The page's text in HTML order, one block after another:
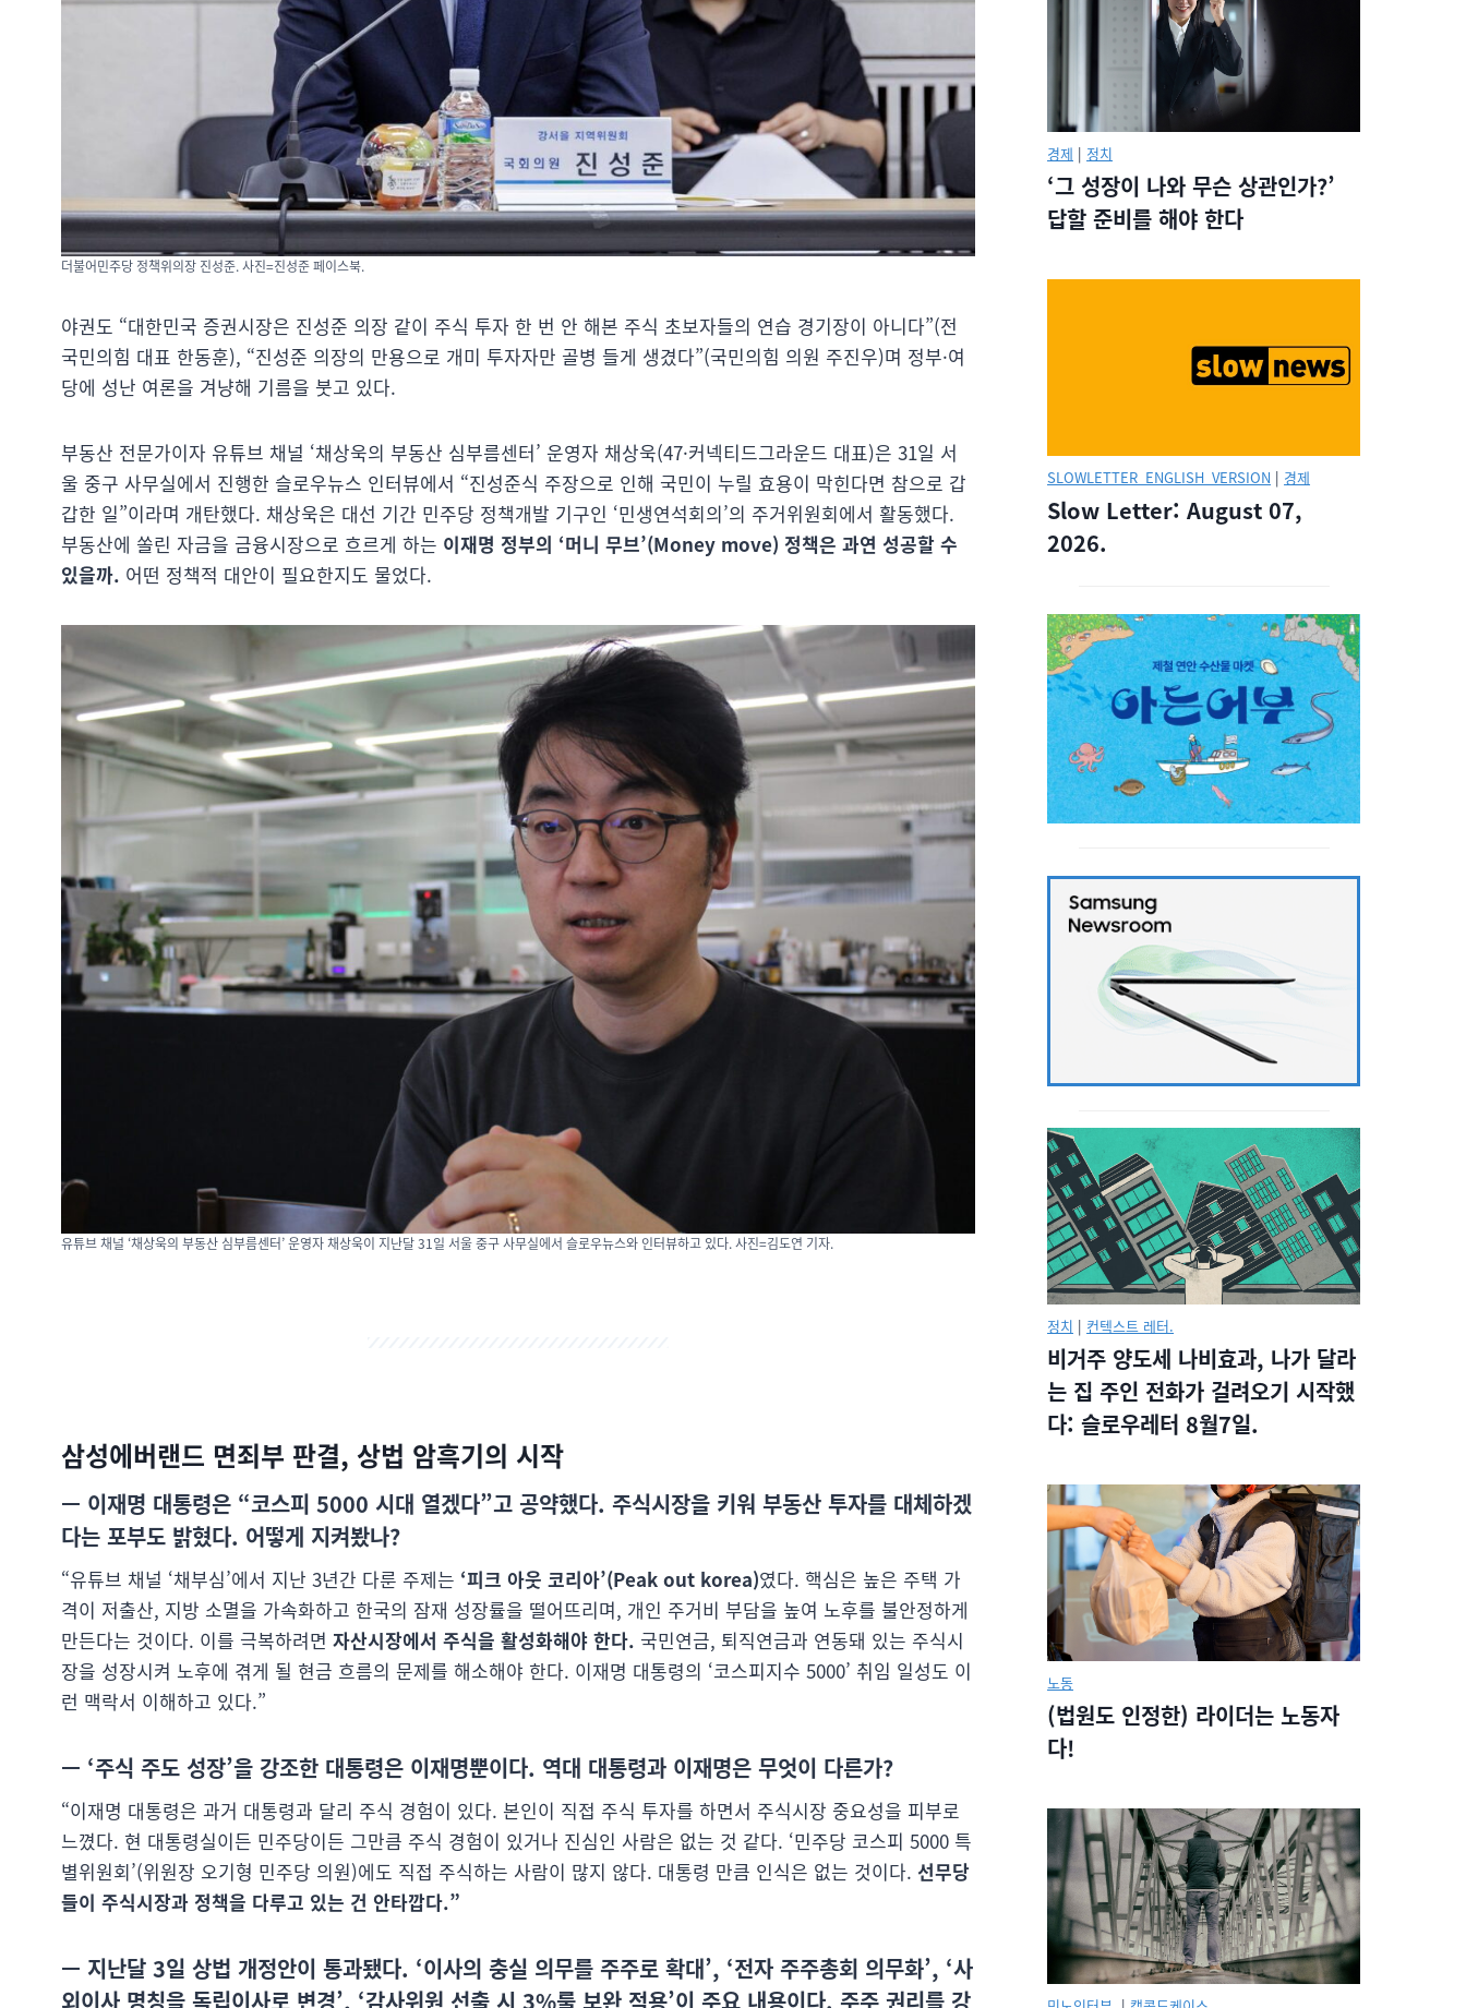
더불어민주당 정책위의장 진성준. 사진=진성준 페이스북.
야권도 “대한민국 증권시장은 진성준 의장 같이 주식 투자 한 번 안 해본 주식 초보자들의 연습 경기장이 아니다”(전
국민의힘 대표 한동훈), “진성준 의장의 만용으로 개미 투자자만 골병 들게 생겼다”(국민의힘 의원 주진우)며 정부·여
당에 성난 여론을 겨냥해 기름을 붓고 있다.
부동산 전문가이자 유튜브 채널 ‘채상욱의 부동산 심부름센터’ 운영자 채상욱(47·커넥티드그라운드 대표)은 31일 서
울 중구 사무실에서 진행한 슬로우뉴스 인터뷰에서 “진성준식 주장으로 인해 국민이 누릴 효용이 막힌다면 참으로 갑
갑한 일”이라며 개탄했다. 채상욱은 대선 기간 민주당 정책개발 기구인 ‘민생연석회의’의 주거위원회에서 활동했다.
부동산에 쏠린 자금을 금융시장으로 흐르게 하는 이재명 정부의 ‘머니 무브’(Money move) 정책은 과연 성공할 수
있을까. 어떤 정책적 대안이 필요한지도 물었다.
유튜브 채널 ‘채상욱의 부동산 심부름센터’ 운영자 채상욱이 지난달 31일 서울 중구 사무실에서 슬로우뉴스와 인터뷰하고 있다. 사진=김도연 기자.
삼성에버랜드 면죄부 판결, 상법 암흑기의 시작
— 이재명 대통령은 “코스피 5000 시대 열겠다”고 공약했다. 주식시장을 키워 부동산 투자를 대체하겠
다는 포부도 밝혔다. 어떻게 지켜봤나?
“유튜브 채널 ‘채부심’에서 지난 3년간 다룬 주제는 ‘피크 아웃 코리아’(Peak out korea)였다. 핵심은 높은 주택 가
격이 저출산, 지방 소멸을 가속화하고 한국의 잠재 성장률을 떨어뜨리며, 개인 주거비 부담을 높여 노후를 불안정하게
만든다는 것이다. 이를 극복하려면 자산시장에서 주식을 활성화해야 한다. 국민연금, 퇴직연금과 연동돼 있는 주식시
장을 성장시켜 노후에 겪게 될 현금 흐름의 문제를 해소해야 한다. 이재명 대통령의 ‘코스피지수 5000’ 취임 일성도 이
런 맥락서 이해하고 있다.”
— ‘주식 주도 성장’을 강조한 대통령은 이재명뿐이다. 역대 대통령과 이재명은 무엇이 다른가?
“이재명 대통령은 과거 대통령과 달리 주식 경험이 있다. 본인이 직접 주식 투자를 하면서 주식시장 중요성을 피부로
느꼈다. 현 대통령실이든 민주당이든 그만큼 주식 경험이 있거나 진심인 사람은 없는 것 같다. ‘민주당 코스피 5000 특
별위원회’(위원장 오기형 민주당 의원)에도 직접 주식하는 사람이 많지 않다. 대통령 만큼 인식은 없는 것이다. 선무당
들이 주식시장과 정책을 다루고 있는 건 안타깝다.”
— 지난달 3일 상법 개정안이 통과됐다. ‘이사의 충실 의무를 주주로 확대’, ‘전자 주주총회 의무화’, ‘사
외이사 명칭을 독립이사로 변경’, ‘감사위원 선출 시 3%룰 보완 적용’이 주요 내용이다. 주주 권리를 강
경제 | 정치
‘그 성장이 나와 무슨 상관인가?’
답할 준비를 해야 한다
SLOWLETTER_ENGLISH_VERSION | 경제
Slow Letter: August 07,
2026.
정치 | 컨텍스트 레터.
비거주 양도세 나비효과, 나가 달라
는 집 주인 전화가 걸려오기 시작했
다: 슬로우레터 8월7일.
노동
(법원도 인정한) 라이더는 노동자
다!